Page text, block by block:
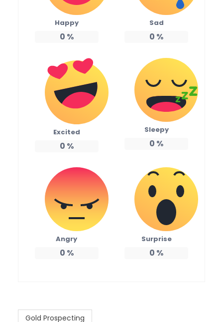
Happy
0 %
Sad
0 %
Excited
0 %
Sleepy
0 %
Angry
0 %
Surprise
0 %
Gold Prospecting